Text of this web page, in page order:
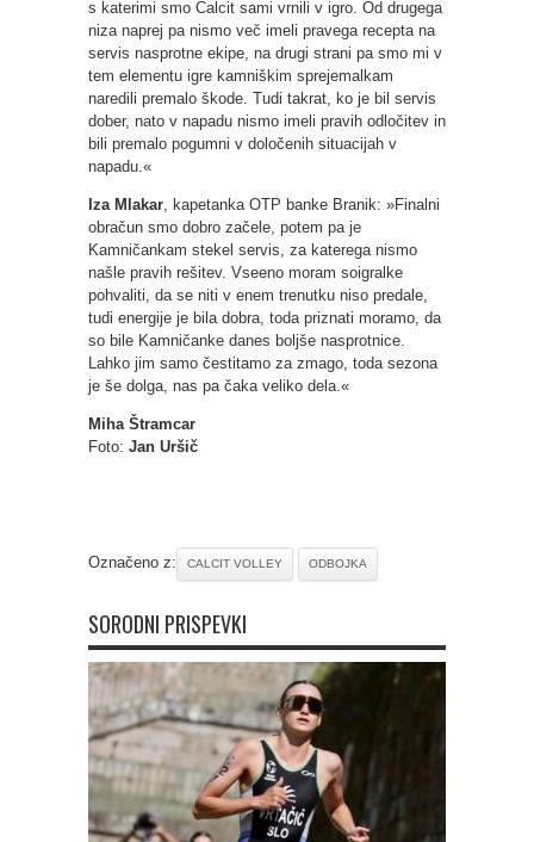
s katerimi smo Calcit sami vrnili v igro. Od drugega
niza naprej pa nismo več imeli pravega recepta na
servis nasprotne ekipe, na drugi strani pa smo mi v
tem elementu igre kamniškim sprejemalkam
naredili premalo škode. Tudi takrat, ko je bil servis
dober, nato v napadu nismo imeli pravih odločitev in
bili premalo pogumni v določenih situacijah v
napadu.«
Iza Mlakar , kapetanka OTP banke Branik: »Finalni
obračun smo dobro začele, potem pa je
Kamničankam stekel servis, za katerega nismo
našle pravih rešitev. Vseeno moram soigralke
pohvaliti, da se niti v enem trenutku niso predale,
tudi energije je bila dobra, toda priznati moramo, da
so bile Kamničanke danes boljše nasprotnice.
Lahko jim samo čestitamo za zmago, toda sezona
je še dolga, nas pa čaka veliko dela.«
Miha Štramcar
Foto: Jan Uršič
Označeno z: CALCIT VOLLEY ODBOJKA
SORODNI PRISPEVKI